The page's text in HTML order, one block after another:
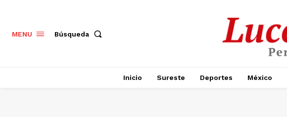
MENU Búsqueda
Inicio Sureste Deportes México